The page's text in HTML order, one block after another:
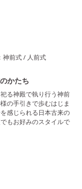
神前式/ 人前式
かたち
る神殿で執り行う神前
の手引きで歩むはじま
感じられる日本古来の
もお好みのスタイルで